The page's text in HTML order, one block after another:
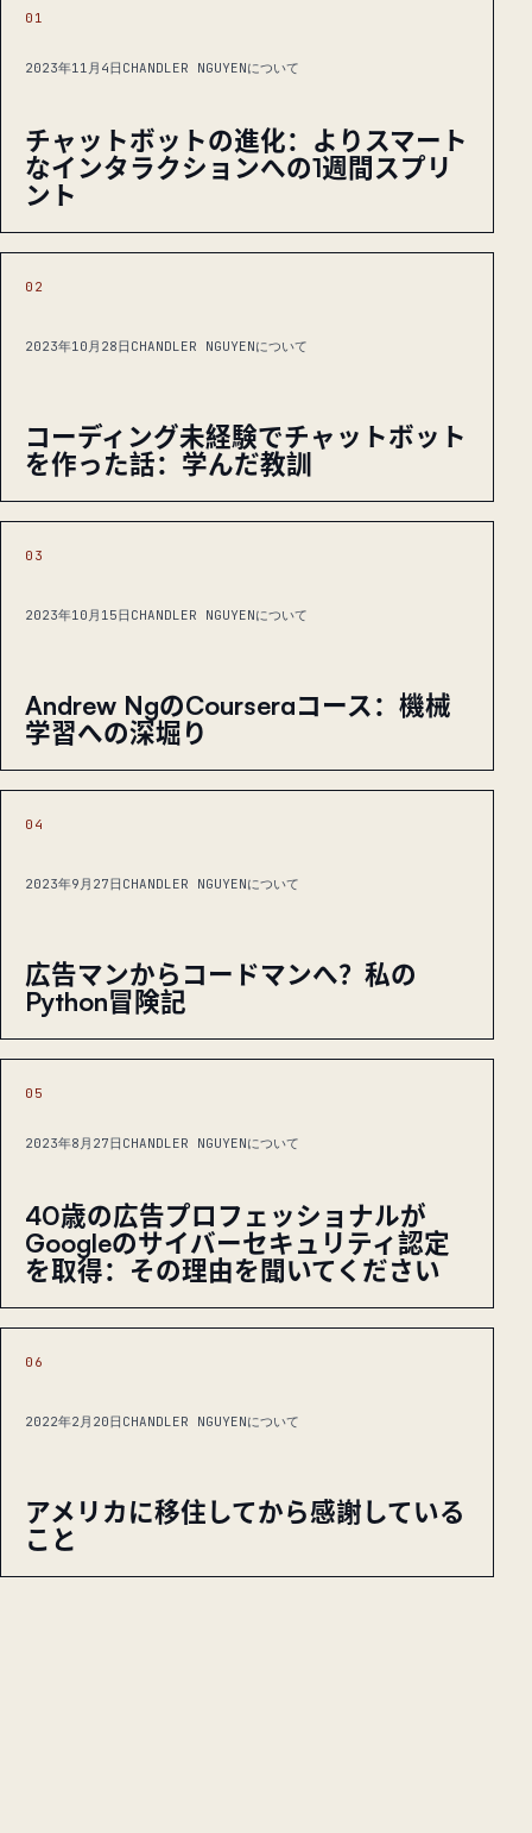
01
2023年11月4日 CHANDLER NGUYENについて
チャットボットの進化：よりスマート
なインタラクションへの1週間スプリ
ント
02
2023年10月28日 CHANDLER NGUYENについて
コーディング未経験でチャットボット
を作った話：学んだ教訓
03
2023年10月15日 CHANDLER NGUYENについて
Andrew NgのCourseraコース：機械
学習への深堀り
04
2023年9月27日 CHANDLER NGUYENについて
広告マンからコードマンへ？私の
Python冒険記
05
2023年8月27日 CHANDLER NGUYENについて
40歳の広告プロフェッショナルが
Googleのサイバーセキュリティ認定
を取得：その理由を聞いてください
06
2022年2月20日 CHANDLER NGUYENについて
アメリカに移住してから感謝している
こと